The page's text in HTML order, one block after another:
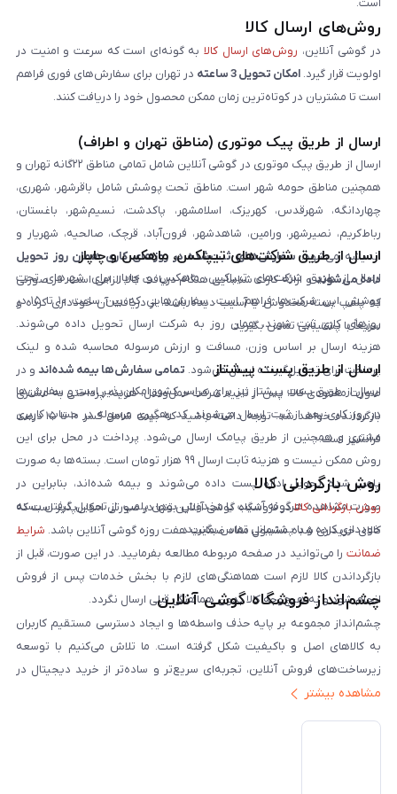
روش‌های ارسال کالا
در گوشی آنلاین، روش‌های ارسال کالا به گونه‌ای است که سرعت و امنیت در
اولویت قرار گیرد. امکان تحویل 3 ساعته
در تهران برای سفارش‌های فوری فراهم
است تا مشتریان در کوتاه‌ترین زمان ممکن محصول خود را دریافت کنند.
ارسال از طریق پیک موتوری (مناطق تهران و اطراف)
ارسال از طریق پیک موتوری در گوشی آنلاین شامل تمامی مناطق ۲۲گانه تهران و
همچنین مناطق حومه شهر است. مناطق تحت پوشش شامل باقرشهر، شهرری،
چهاردانگه، شهرقدس، کهریزک، اسلامشهر، پاکدشت، نسیم‌شهر، باغستان،
رباط‌کریم، نصیرشهر، ورامین، شاهدشهر، فرون‌آباد، قرچک، صالحیه، شهریار و
اندیشه می‌شود. سفارش‌های ثبت‌شده در روزهای کاری همان روز تحویل
داده می‌شوندو ارائه کارت شناسایی هنگام دریافت کالا الزامی است. در صورتی
که پلمپ بسته مخدوش یا آسیب دیده باشد، از دریافت آن خودداری کرده و
سریعاً با پشتیبانی تماس بگیرید.
ارسال از طریق شرکت‌های تیپاکس، ماهکس و چاپار
ارسال از طریق شرکت‌های تیپاکس، ماهکس و چاپار برای شهرهای تحت
پوشش این شرکت‌ها فراهم است. سفارش‌هایی که بین ساعت ۱۰ تا ۱۵ در
روزهای کاری ثبت شوند، همان روز به شرکت ارسال تحویل داده می‌شوند.
هزینه ارسال بر اساس وزن، مسافت و ارزش مرسوله محاسبه شده و لینک
پرداخت برای تحویل‌گیرنده ارسال می‌شود. تمامی سفارش‌ها بیمه شده‌اند و در
صورت مفقودی کالا، پس از تایید شرکت حمل‌ونقل، هزینه پرداختی به مشتری
بازگردانده خواهد شد. توجه داشته باشید که بیمه شامل کسر ۱۰ تا ۱۵ درصد
فرانشیز است.
ارسال از طریق پست پیشتاز
ارسال از طریق پست پیشتاز نیز برای سراسر کشور امکان‌پذیر است و سفارش‌ها
در روز کاری بعد از ثبت، ارسال می‌شوند. کد رهگیری مرسوله در حساب کاربری
مشتری و همچنین از طریق پیامک ارسال می‌شود. پرداخت در محل برای این
روش ممکن نیست و هزینه ثابت ارسال ۹۹ هزار تومان است. بسته‌ها به صورت
پلمپ شده تحویل اداره پست داده می‌شوند و بیمه شده‌اند، بنابراین در
صورت مشاهده هرگونه آسیب یا مخدوش بودن پلمپ، از تحویل گرفتن بسته
خودداری کرده و با پشتیبانی تماس بگیرید.
روش بازگردانی کالا
روش بازگردانی کالادر فروشگاه گوشی آنلاین تنها در صورتی امکان‌پذیر است که
کالای خریداری شده مشمول مفاد ضمانت هفت روزه گوشی آنلاین باشد. شرایط
ضمانت را می‌توانید در صفحه مربوطه مطالعه بفرمایید. در این صورت، قبل از
بازگرداندن کالا لازم است هماهنگی‌های لازم با بخش خدمات پس از فروش
انجام شود و به هیچ‌وجه کالا بدون هماهنگی قبلی ارسال نگردد.
چشم‌انداز فروشگاه گوشی آنلاین
چشم‌انداز مجموعه بر پایه حذف واسطه‌ها و ایجاد دسترسی مستقیم کاربران
به کالاهای اصل و باکیفیت شکل گرفته است. ما تلاش می‌کنیم با توسعه
زیرساخت‌های فروش آنلاین، تجربه‌ای سریع‌تر و ساده‌تر از خرید دیجیتال در
ایران ارائه دهیم. تبدیل‌شدن به مرجعی قابل اعتماد برای خرید کالای دیجیتال،
مشاهده بیشتر